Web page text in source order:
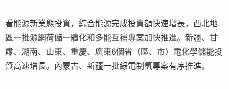
看能源新業態投資，綜合能源完成投資額快速增長，西北地
區一批源網荷儲一體化和多能互補專案加快推進。新疆、甘
肅、湖南、山東、重慶、廣東6個省（區、市）電化學儲能投
資高速增長。內蒙古、新疆一批綠電制氫專案有序推進。